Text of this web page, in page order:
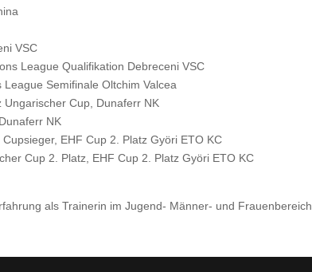
VSC
League Qualifikation Debreceni VSC
Semifinale Oltchim Valcea
Cup, Dunaferr NK
NK
EHF Cup 2. Platz Györi ETO KC
Cup 2. Platz, EHF Cup 2. Platz Györi ETO KC
als Trainerin im Jugend- Männer- und Frauenbereich.